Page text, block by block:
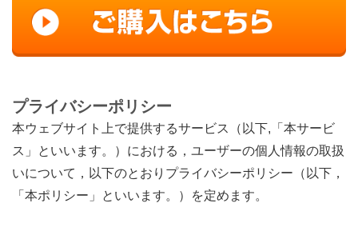
プライバシーポリシー
本ウェブサイト上で提供するサービス（以下,「本サービ
ス」といいます。）における，ユーザーの個人情報の取扱
いについて，以下のとおりプライバシーポリシー（以下，
「本ポリシー」といいます。）を定めます。